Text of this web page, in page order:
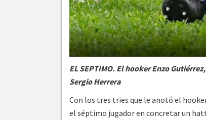
EL SEPTIMO. El hooker Enzo
Sergio Herrera
Con los tres tries que le anotó el
el séptimo jugador en concretar un